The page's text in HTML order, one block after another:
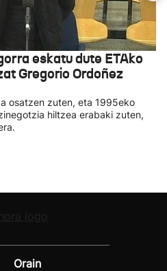
eskatu dute ETAko
Gregorio Ordoñez
osatzen zuten, eta 1995eko
hiltzea erabaki zuten,
Orain